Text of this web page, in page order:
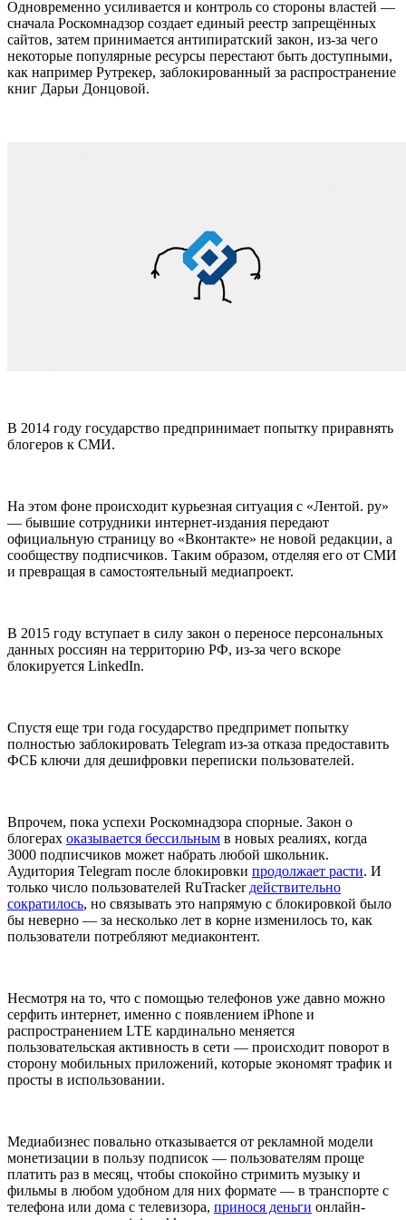
Одновременно усиливается и контроль со стороны властей —
сначала Роскомнадзор создает единый реестр запрещённых
сайтов, затем принимается антипиратский закон, из-за чего
некоторые популярные ресурсы перестают быть доступными,
как например Рутрекер, заблокированный за распространение
книг Дарьи Донцовой.
В 2014 году государство предпринимает попытку приравнять
блогеров к СМИ.
На этом фоне происходит курьезная ситуация с «Лентой. ру»
— бывшие сотрудники интернет-издания передают
официальную страницу во «Вконтакте» не новой редакции, а
сообществу подписчиков. Таким образом, отделяя его от СМИ
и превращая в самостоятельный медиапроект.
В 2015 году вступает в силу закон о переносе персональных
данных россиян на территорию РФ, из-за чего вскоре
блокируется LinkedIn.
Спустя еще три года государство предпримет попытку
полностью заблокировать Telegram из-за отказа предоставить
ФСБ ключи для дешифровки переписки пользователей.
Впрочем, пока успехи Роскомнадзора спорные. Закон о
блогерах оказывается бессильным в новых реалиях, когда
3000 подписчиков может набрать любой школьник.
Аудитория Telegram после блокировки продолжает расти. И
только число пользователей RuTracker действительно
сократилось, но связывать это напрямую с блокировкой было
бы неверно — за несколько лет в корне изменилось то, как
пользователи потребляют медиаконтент.
Несмотря на то, что с помощью телефонов уже давно можно
серфить интернет, именно с появлением iPhone и
распространением LTE кардинально меняется
пользовательская активность в сети — происходит поворот в
сторону мобильных приложений, которые экономят трафик и
просты в использовании.
Медиабизнес повально отказывается от рекламной модели
монетизации в пользу подписок — пользователям проще
платить раз в месяц, чтобы спокойно стримить музыку и
фильмы в любом удобном для них формате — в транспорте с
телефона или дома с телевизора, принося деньги онлайн-